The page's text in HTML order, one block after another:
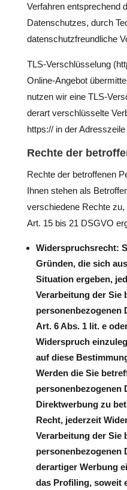
Verfahren entsprechend
Datenschutzes, durch
datenschutzfreundliche
TLS-Verschlüsselung
Online-Angebot
nutzen wir eine TLS-
derart verschlüsselte
https:// in der
Rechte der
Rechte der betroffenen
Ihnen stehen als
verschiedene Rechte
Art. 15 bis 21 DSGVO
Widerspruchsrecht:
Gründen, die sich
Situation ergeben,
Verarbeitung der Sie
personenbezogenen
Art. 6 Abs. 1 lit. e
Widerspruch
auf diese
Werden die Sie
personenbezogenen
Direktwerbung zu
Recht, jederzeit
Verarbeitung der Sie
personenbezogenen
derartiger Werbung
das Profiling, soweit